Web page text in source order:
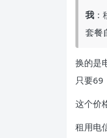
我
套餐
换的是
只要69
这个价
租用电